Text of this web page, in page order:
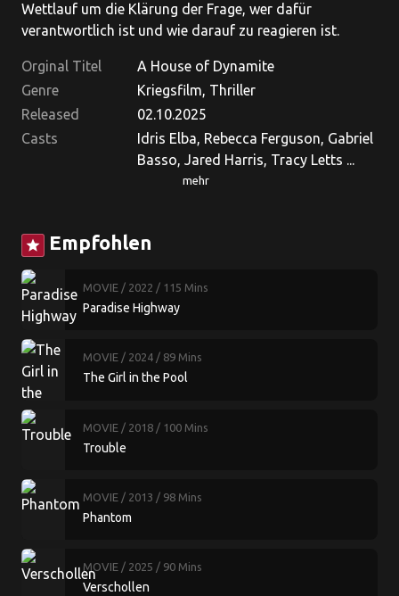
Wettlauf um die Klärung der Frage, wer dafür
verantwortlich ist und wie darauf zu reagieren ist.
Orginal Titel
A House of Dynamite
Genre
Kriegsfilm, Thriller
Released
02.10.2025
Casts
Idris Elba, Rebecca Ferguson, Gabriel
Basso, Jared Harris, Tracy Letts ...
mehr
star Empfohlen
MOVIE / 2022 / 115 Mins
Paradise Highway
MOVIE / 2024 / 89 Mins
The Girl in the Pool
MOVIE / 2018 / 100 Mins
Trouble
MOVIE / 2013 / 98 Mins
Phantom
MOVIE / 2025 / 90 Mins
Verschollen